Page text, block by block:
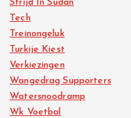
Strijd In Sudan
Tech
Treinongeluk
Turkije Kiest
Verkiezingen
Wangedrag Supporters
Watersnoodramp
Wk Voetbal